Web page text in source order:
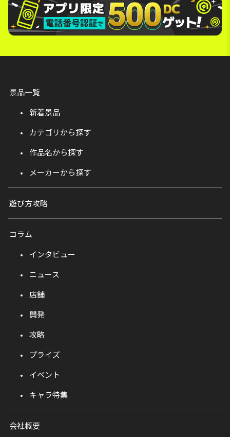
景品一覧
新着景品
カテゴリから探す
作品名から探す
メーカーから探す
遊び方攻略
コラム
インタビュー
ニュース
店舗
開発
攻略
プライズ
イベント
キャラ特集
会社概要